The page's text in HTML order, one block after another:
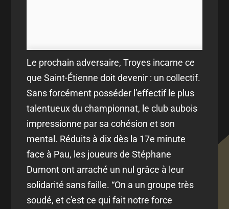
Le prochain adversaire, Troyes incarne ce
que Saint-Étienne doit devenir : un collectif.
Sans forcément posséder l’effectif le plus
talentueux du championnat, le club aubois
impressionne par sa cohésion et son
mental. Réduits à dix dès la 17e minute
face à Pau, les joueurs de Stéphane
Dumont ont arraché un nul grâce à leur
solidarité sans faille. “On a un groupe très
soudé, et c'est ce qui fait notre force